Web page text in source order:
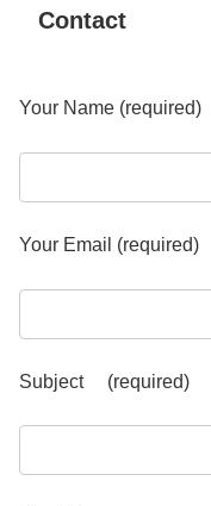
Contact
Your Name (required)
Your Email (required)
Subject (required)